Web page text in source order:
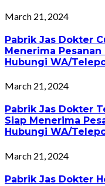
March 21, 2024
Pabrik Jas Dokter
Menerima
Hubungi WA/
March 21, 2024
Pabrik Jas Dokter
Siap Menerima
Hubungi WA/
March 21, 2024
Pabrik Jas Dokter